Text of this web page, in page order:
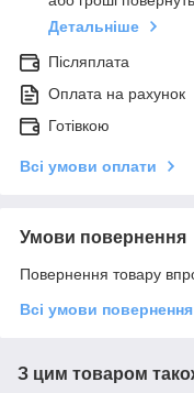
Детальніше
Післяплата
Оплата на рахунок
Готівкою
Всі умови оплати
Умови повернення
Повернення товару
Всі умови повернення
З цим товаром